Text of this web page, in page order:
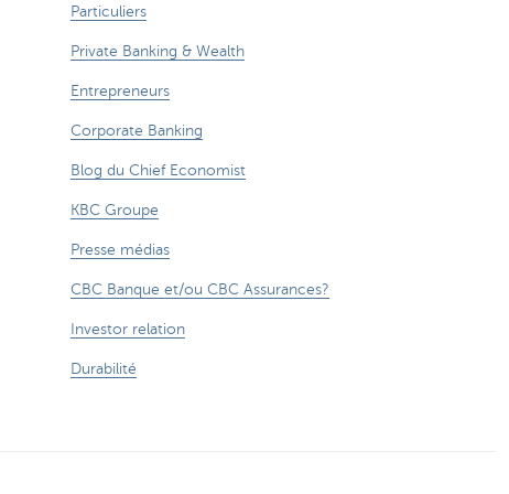
Particuliers
Private Banking & Wealth
Entrepreneurs
Corporate Banking
Blog du Chief Economist
KBC Groupe
Presse médias
CBC Banque et/ou CBC Assurances?
Investor relation
Durabilité